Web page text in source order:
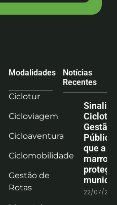
Modalidades
Ciclotur
Cicloviagem
Cicloaventura
Ciclomobilidade
Gestão de
Rotas
Notícias
Recentes
Gestão
que a
marrom
protege
22/07/